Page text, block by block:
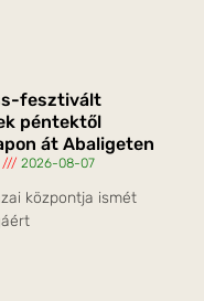
fesztivált
péntektől
át Abaligeten
2026-08-07
központja ismét